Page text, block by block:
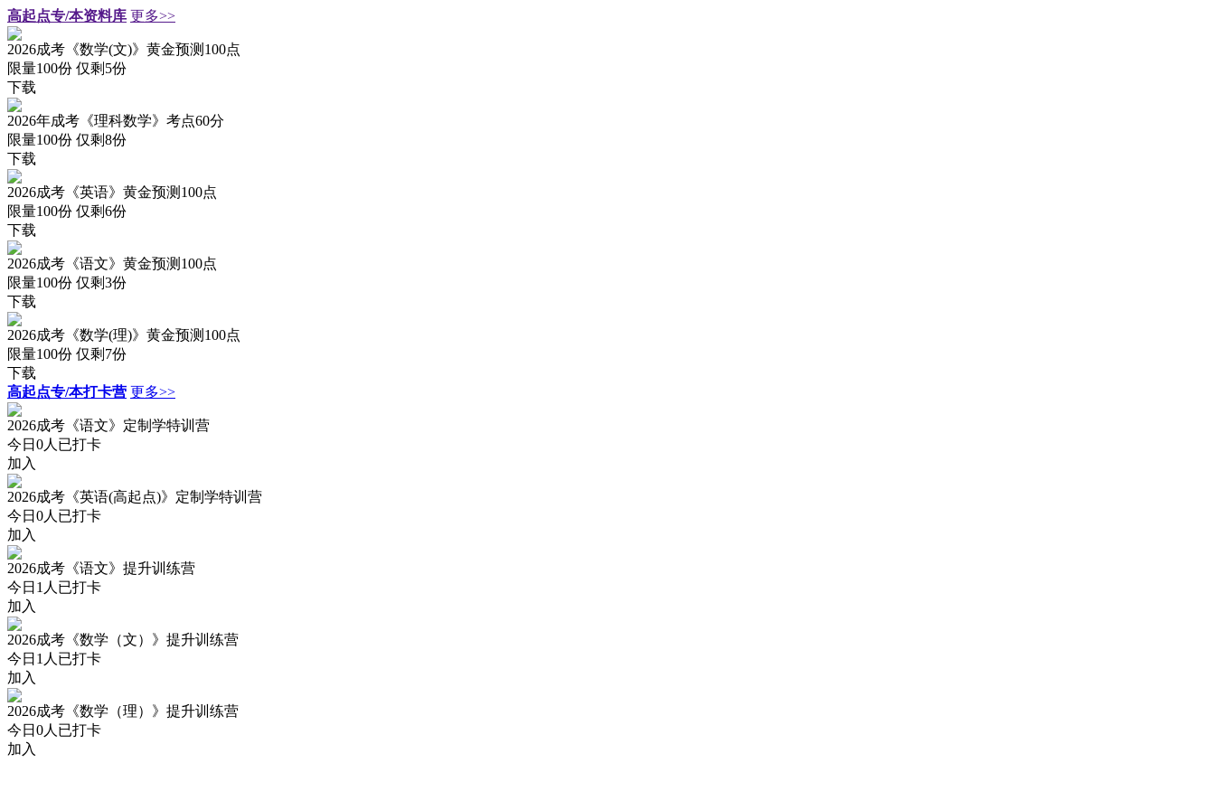
高起点专/本资料库 更多>>
2026成考《数学(文)》黄金预测100点
限量100份 仅剩 5份
下载
2026年成考《理科数学》考点60分
限量100份 仅剩8份
下载
2026成考《英语》黄金预测100点
限量100份 仅剩6份
下载
2026成考《语文》黄金预测100点
限量100份 仅剩3份
下载
2026成考《数学(理)》黄金预测100点
限量100份 仅剩 7份
下载
高起点专/本打卡营 更多>>
2026成考《语文》定制学特训营
今日 0人已打卡
加入
2026成考《英语(高起点)》定制学特训营
今日 0人已打卡
加入
2026成考《语文》提升训练营
今日 1 人已打卡
加入
2026成考《数学（文）》提升训练营
今日 1 人已打卡
加入
2026成考《数学（理）》提升训练营
今日 0人已打卡
加入